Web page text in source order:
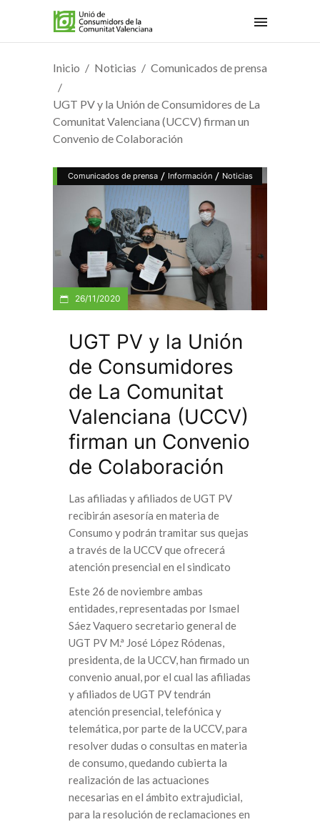
Inicio Noticias Comunicados de prensa
UGT PV y la Unión de Consumidores de La
Comunitat Valenciana (UCCV) firman un
Convenio de Colaboración
Comunicados de prensa / Información / Noticias
26/11/2020
UGT PV y la Unión
de Consumidores
de La Comunitat
Valenciana (UCCV)
firman un Convenio
de Colaboración
Las afiliadas y afiliados de UGT PV
recibirán asesoría en materia de
Consumo y podrán tramitar sus quejas
a través de la UCCV que ofrecerá
atención presencial en el sindicato
Este 26 de noviembre ambas
entidades, representadas por Ismael
Sáez Vaquero secretario general de
UGT PV M.ª José López Ródenas,
presidenta, de la UCCV, han firmado un
convenio anual, por el cual las afiliadas
y afiliados de UGT PV tendrán
atención presencial, telefónica y
telemática, por parte de la UCCV, para
resolver dudas o consultas en materia
de consumo, quedando cubierta la
realización de las actuaciones
necesarias en el ámbito extrajudicial,
para la resolución de reclamaciones en